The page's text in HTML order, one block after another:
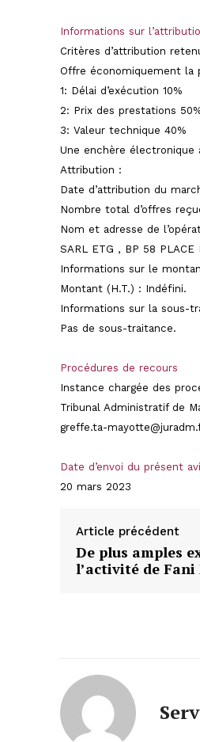
Informations sur
Critères d’attribution
Offre économiquement la
1: Délai d’exécution 10%
2: Prix des prestations
3: Valeur technique 40%
Une enchère
Attribution :
Date d’attribution du
Nombre total d’offres
Nom et adresse de
SARL ETG , BP 58 PLACE
Informations sur le
Montant (H.T.) : Indéfini.
Informations sur la sous-
Pas de sous-traitance.
Procédures de recours
Instance chargée des
Tribunal Administratif de
greffe.ta-
Date d’envoi du présent
20 mars 2023
Article précédent
De plus amples
l’activité de Fani